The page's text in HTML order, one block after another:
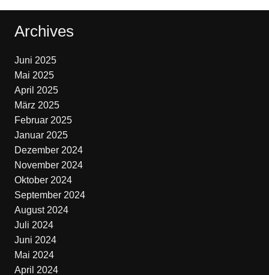
Archives
Juni 2025
Mai 2025
April 2025
März 2025
Februar 2025
Januar 2025
Dezember 2024
November 2024
Oktober 2024
September 2024
August 2024
Juli 2024
Juni 2024
Mai 2024
April 2024